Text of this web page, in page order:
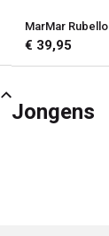
MarMar Rubello
€ 39,95
Jongens